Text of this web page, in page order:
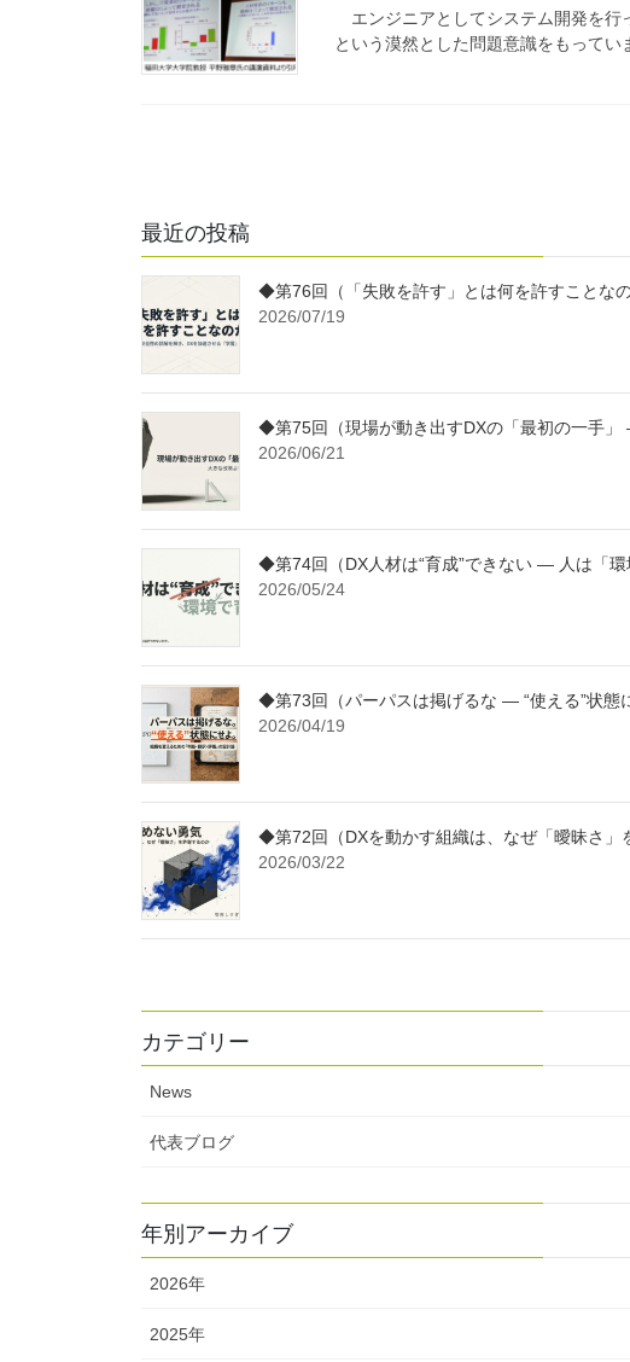
エンジニアとしてシステム開発を行
という漠然とした問題意識をもって
最近の投稿
◆第76回（「失敗を許す」とは何を許すことな
2026/07/19
◆第75回（現場が動き出すDXの「最初の一手」
2026/06/21
◆第74回（DX人材は“育成”できない ― 人は「環
2026/05/24
◆第73回（パーパスは掲げるな ― “使える”状態
2026/04/19
◆第72回（DXを動かす組織は、なぜ「曖昧さ」
2026/03/22
カテゴリー
News
代表ブログ
年別アーカイブ
2026年
2025年